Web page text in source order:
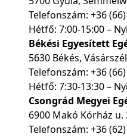
Telefonszám: +36
Hétfő: 7:00-15:00 –
Békési Egyesített
5630 Békés,
Telefonszám: +36
Hétfő: 7:30-13:30 –
Csongrád Megyei
6900 Makó Kórház u.
Telefonszám: +36